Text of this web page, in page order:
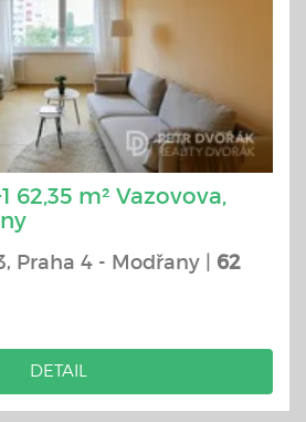
62,35 m² Vazovova,
Praha 4 - Modřany | 62
DETAIL